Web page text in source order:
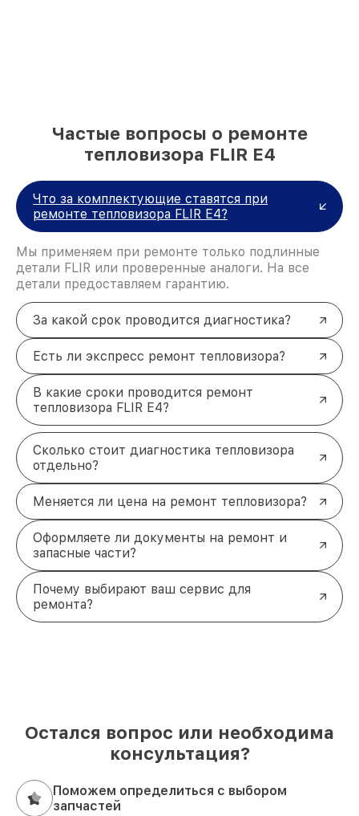
Частые вопросы о ремонте
тепловизора FLIR E4
Что за комплектующие ставятся при
ремонте тепловизора FLIR E4?
Мы применяем при ремонте только подлинные
детали FLIR или проверенные аналоги. На все
детали предоставляем гарантию.
За какой срок проводится диагностика?
Есть ли экспресс ремонт тепловизора?
В какие сроки проводится ремонт
тепловизора FLIR E4?
Сколько стоит диагностика тепловизора
отдельно?
Меняется ли цена на ремонт тепловизора?
Оформляете ли документы на ремонт и
запасные части?
Почему выбирают ваш сервис для
ремонта?
Остался вопрос или необходима
консультация?
Поможем определиться с выбором
запчастей